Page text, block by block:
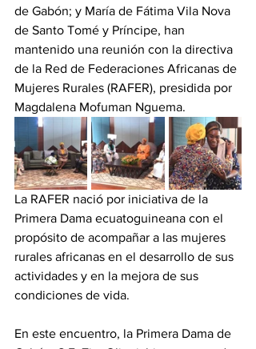
de Gabón; y María de Fátima Vila Nova
de Santo Tomé y Príncipe, han
mantenido una reunión con la directiva
de la Red de Federaciones Africanas de
Mujeres Rurales (RAFER), presidida por
Magdalena Mofuman Nguema.
La RAFER nació por iniciativa de la
Primera Dama ecuatoguineana con el
propósito de acompañar a las mujeres
rurales africanas en el desarrollo de sus
actividades y en la mejora de sus
condiciones de vida.
En este encuentro, la Primera Dama de